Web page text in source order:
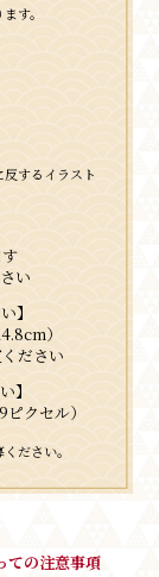
す。
するイラスト
い
】
）
ださい
】
クセル）
ださい。
ての注意事項